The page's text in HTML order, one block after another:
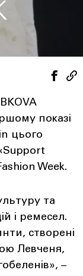
показі
цього
Week.
та
і ремесел.
створені
Левченя,
–